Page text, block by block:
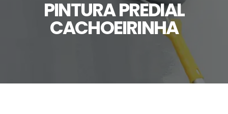
PINTURA PREDIAL
CACHOEIRINHA